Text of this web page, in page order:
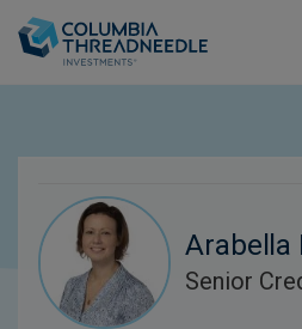
Arabella
Senior